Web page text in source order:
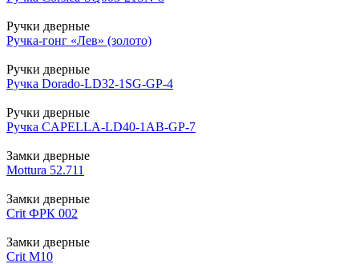
Ручки дверные
Ручка-гонг «Лев» (золото)
Ручки дверные
Ручка Dorado-LD32-1SG-GP-4
Ручки дверные
Ручка CAPELLA-LD40-1AB-GP-7
Замки дверные
Mottura 52.711
Замки дверные
Crit ФРК 002
Замки дверные
Crit М10